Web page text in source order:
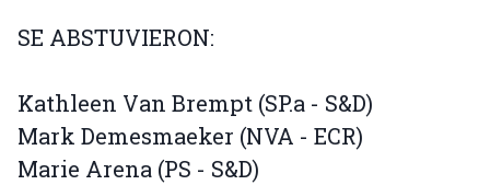
SE ABSTUVIERON:
Kathleen Van Brempt (SP.a - S&D)
Mark Demesmaeker (NVA - ECR)
Marie Arena (PS - S&D)